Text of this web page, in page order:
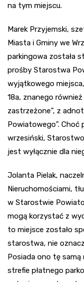
na tym miejscu.
Marek Przyjemski,
Miasta i Gminy we
parkingowa została
prośby Starostwa
wyjątkowego
18a, znanego
zastrzeżone”, z
Powiatowego”.
wrzesiński,
jest wyłącznie dla
Jolanta Pielak,
Nieruchomościami,
w Starostwie
mogą korzystać z
to miejsce zostało
starostwa, nie
Posiada ono tę samą
strefie płatnego